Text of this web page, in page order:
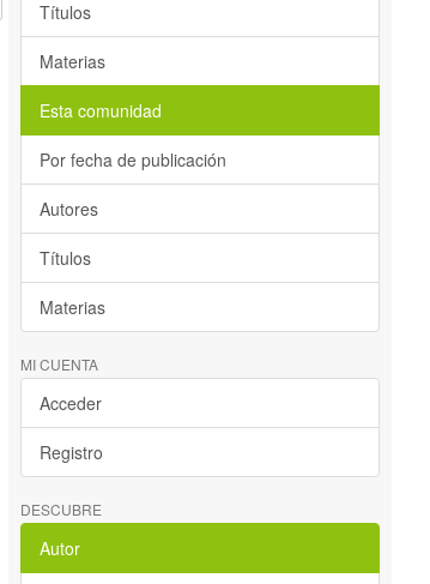
Títulos
Materias
Esta comunidad
Por fecha de publicación
Autores
Títulos
Materias
MI CUENTA
Acceder
Registro
DESCUBRE
Autor